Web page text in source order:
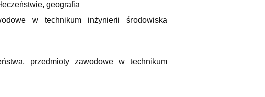
geografia
w technikum inżynierii środowiska
przedmioty zawodowe w technikum